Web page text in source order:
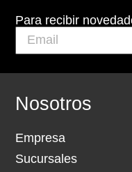
Para recibir
Nosotros
Empresa
Sucursales